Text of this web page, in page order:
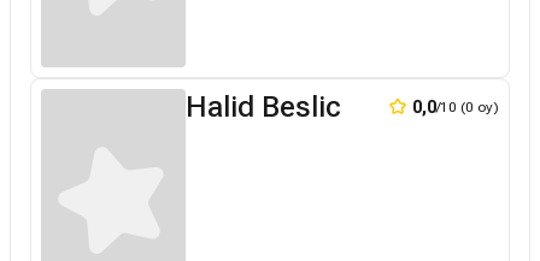
Halid Beslic 0,0/10 (0 oy)